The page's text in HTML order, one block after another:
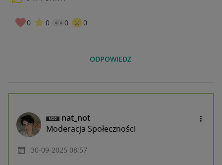
0 0 0 0
ODPOWIEDZ
nat_not
Moderacja Społeczności
‎30-09-2025 08:57